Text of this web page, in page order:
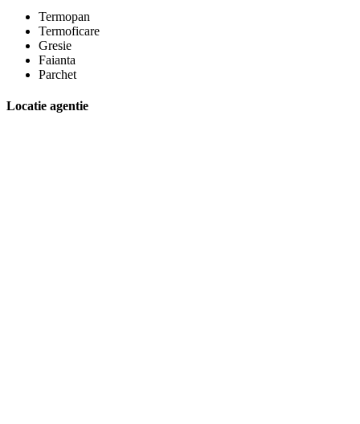
Termopan
Termoficare
Gresie
Faianta
Parchet
Locatie agentie